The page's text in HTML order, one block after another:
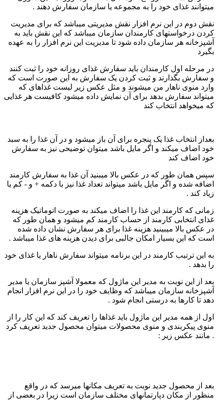
میتوانند غذای خود را به مجموعه یا سازمان سفارش دهند .
نقش دوم در این نرم افزار نقش مدیریتی میباشد که برای مدیریت
کردن درخواستهای کارمندان سازمان میباشد که این نقش باید به
آشپزخانه هر سازمان داده شود تا مدیریت این نرم افزار را به عهده
بگیرد
در مرحله اول کارمندان باید سفارش غذای روزانه خود را ثبت کنند
و سفارش بگذارند و ثبت کردن یک سفارش به این صورت است که
وارد منوی ناهار من میشوند و مثل عکس زیر لیست غذاهای که
میتواند سفارش بدهد برای آن نمایش داده میشود کافیست هر غذایی
که میخواهد انتخاب کند
بعداز انتخاب غذا یک پنجره برای آن باز میشود و در آن غذا را به سبد
خود اضاف میکند و اگر مایل باشد میتوان توضیحی نیز به سفارش
خود اضاف کند
سپس همان طور که در عکس بالا میبنید آن غذا به سفارش کارمند
اضافه شده و اگر مایل باشد میتواند تعداد غذا نیز با دکمه + و - کم یا
زیاد کند .
زمانی که کارمند این غذا را اضاف میکند به صورت اتوماتیک هزینه
غذای انتخابی کارمند از حساب کارمند کم میشود و همان طور که
در عکس بالا میبینید هزینه غذا برای هر سفارش نشان داده شده
است که این بسیار امکان جالبی برای دیدن هزینه های غذا میباشد .
به این ترتیب کارمند در این برنامه میتواند سفارش ناهار یا غذای خود
را بدهد .
بعد از این نوبت به مدیر این ماژول که معمولا آشپز سازمان یا مدیر
آشپزخانه سازمان میباشد که وظایف خود را در این نرم افزار انجام
دهد تا کارها به درستی انجام شود .
اول از همه مدیر این ماژول باید غذاها را تعریف کند که این کار را از
منوی پیکربندی و منوی محصولات میتوان محصول جدید تعریف کرد
. مانند عکس زیر :
بعد از محصول جدید نوبت به تعریف مکانها میرسد که در واقع
منظور از مکان دپارتمانهای مختلف سازمان است زیرا در بعضی از